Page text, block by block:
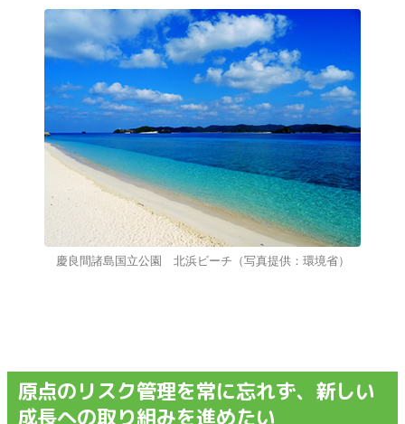
慶良間諸島国立公園 北浜ビーチ（写真提供：環境省）
原点のリスク管理を常に忘れず、新しい
成長への取り組みを進めたい